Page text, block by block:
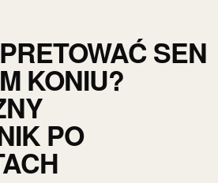
SEN
KONIU?
PO